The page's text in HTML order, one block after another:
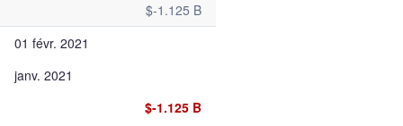
$-1.125 B
01 févr. 2021
janv. 2021
$-1.125 B